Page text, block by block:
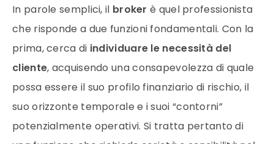
In parole semplici, il brokerè quel professionista
che risponde a due funzioni fondamentali. Con la
prima, cerca di individuare le necessità del
cliente, acquisendo una consapevolezza di quale
possa essere il suo profilo finanziario di rischio, il
suo orizzonte temporale e i suoi “contorni”
potenzialmente operativi. Si tratta pertanto di